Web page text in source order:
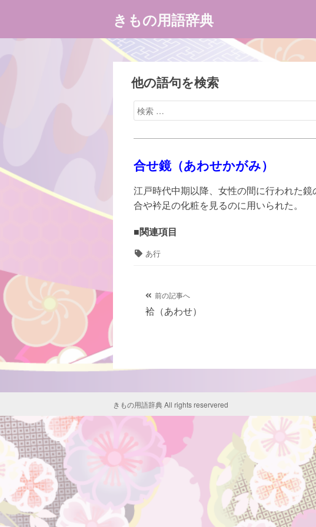
テ
きもの用語辞典
他の語句を検索
検
索
象:
合せ鏡（あわせかがみ）
江戸時代中期以降、女性の間に行われた
合や衿足の化粧を見るのに用いられた。
■関連項目
タ あ行
投
ビ
ゲ
ー
シ
ョ
前の記事へ
袷（あわせ）
きもの用語辞典 All rights reservered